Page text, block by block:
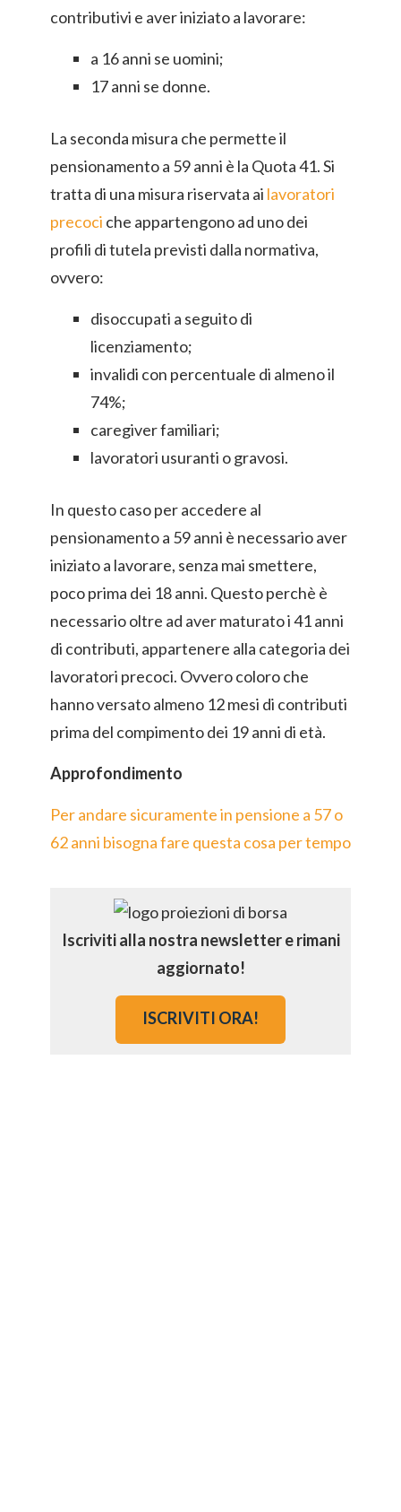
contributivi e aver iniziato a lavorare:
a 16 anni se uomini;
17 anni se donne.
La seconda misura che permette il
pensionamento a 59 anni è la Quota 41. Si
tratta di una misura riservata ai lavoratori
precoci che appartengono ad uno dei
profili di tutela previsti dalla normativa,
ovvero:
disoccupati a seguito di
licenziamento;
invalidi con percentuale di almeno il
74%;
caregiver familiari;
lavoratori usuranti o gravosi.
In questo caso per accedere al
pensionamento a 59 anni è necessario aver
iniziato a lavorare, senza mai smettere,
poco prima dei 18 anni. Questo perchè è
necessario oltre ad aver maturato i 41 anni
di contributi, appartenere alla categoria dei
lavoratori precoci. Ovvero coloro che
hanno versato almeno 12 mesi di contributi
prima del compimento dei 19 anni di età.
Approfondimento
Per andare sicuramente in pensione a 57 o
62 anni bisogna fare questa cosa per tempo
Iscriviti alla nostra newsletter e rimani
aggiornato!
ISCRIVITI ORA!